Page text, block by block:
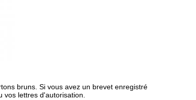
bruns. Si vous avez un brevet enregistré
lettres d'autorisation.